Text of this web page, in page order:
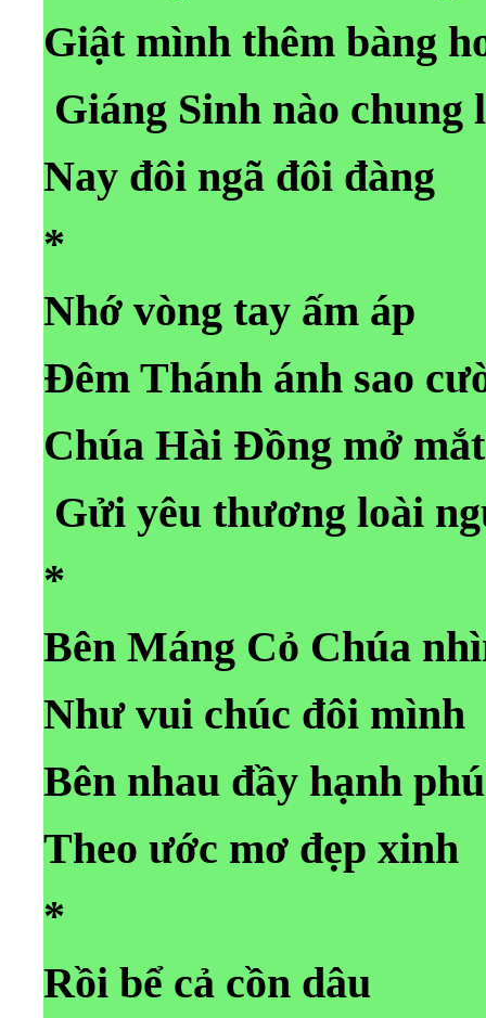
Giật mình thêm bàng
Giáng Sinh nào chung
Nay đôi ngã đôi đàng
*
Nhớ vòng tay ấm áp
Đêm Thánh ánh sao
Chúa Hài Đồng mở mắt
Gửi yêu thương loài
*
Bên Máng Cỏ Chúa
Như vui chúc đôi mình
Bên nhau đầy hạnh
Theo ước mơ đẹp xinh
*
Rồi bể cả cồn dâu